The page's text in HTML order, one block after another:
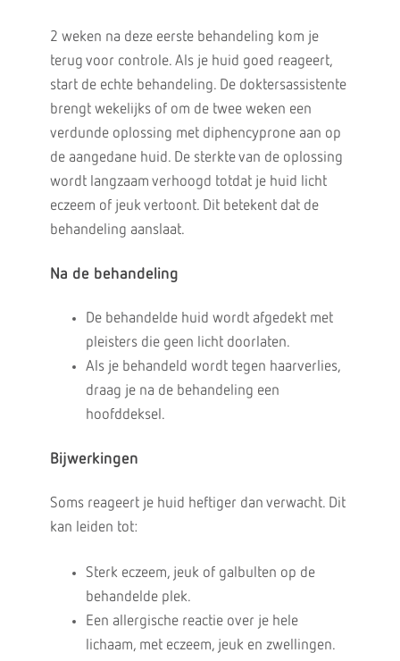
2 weken na deze eerste behandeling kom je
terug voor controle. Als je huid goed reageert,
start de echte behandeling. De doktersassistente
brengt wekelijks of om de twee weken een
verdunde oplossing met diphencyprone aan op
de aangedane huid. De sterkte van de oplossing
wordt langzaam verhoogd totdat je huid licht
eczeem of jeuk vertoont. Dit betekent dat de
behandeling aanslaat.
Na de behandeling
De behandelde huid wordt afgedekt met
pleisters die geen licht doorlaten.
Als je behandeld wordt tegen haarverlies,
draag je na de behandeling een
hoofddeksel.
Bijwerkingen
Soms reageert je huid heftiger dan verwacht. Dit
kan leiden tot:
Sterk eczeem, jeuk of galbulten op de
behandelde plek.
Een allergische reactie over je hele
lichaam, met eczeem, jeuk en zwellingen.